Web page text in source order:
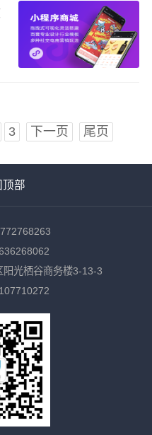
3 下一页 尾页
顶部
光栖谷商务楼3-13-3